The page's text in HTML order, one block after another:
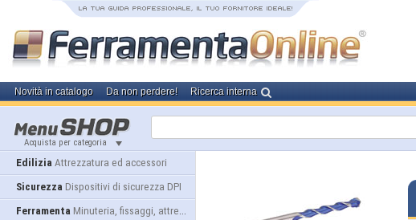
Novità in catalogo Da non perdere! Ricerca interna
Acquista per categoria
Edilizia Attrezzatura ed accessori
Sicurezza Dispositivi di sicurezza DPI
Ferramenta Minuteria, fissaggi, attrezzatura